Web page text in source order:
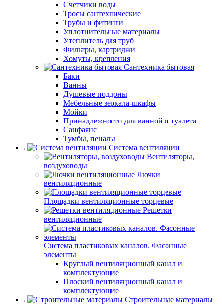
Счетчики воды
Тросы сантехнические
Трубы и фитинги
Уплотнительные материалы
Утеплитель для труб
Фильтры, картриджи
Хомуты, крепления
Сантехника бытовая
Баки
Ванны
Душевые поддоны
Мебельные зеркала-шкафы
Мойки
Принадлежности для ванной и туалета
Санфаянс
Тумбы, пеналы
Система вентиляции
Вентиляторы,
воздуховоды
Лючки
вентиляционные
Площадки вентиляционные торцевые
Решетки
вентиляционные
Система пластиковых каналов. Фасонные
элементы
Круглый вентиляционный канал и
комплектующие
Плоский вентиляционный канал и
комплектующие
Строительные материалы